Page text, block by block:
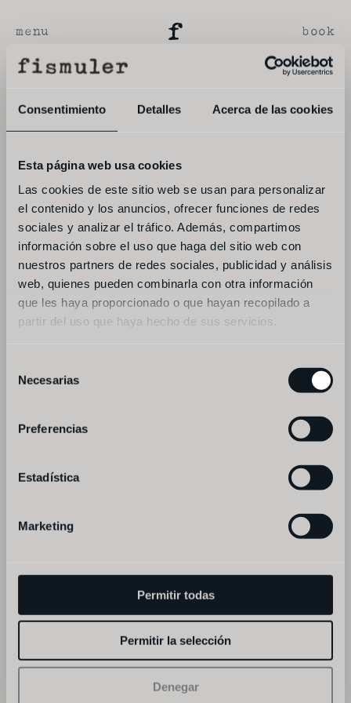
Consentimiento Detalles Acerca de las cookies
Esta página web usa cookies
Las cookies de este sitio web se usan para personalizar
el contenido y los anuncios, ofrecer funciones de redes
sociales y analizar el tráfico. Además, compartimos
información sobre el uso que haga del sitio web con
nuestros partners de redes sociales, publicidad y análisis
web, quienes pueden combinarla con otra información
que les haya proporcionado o que hayan recopilado a
partir del uso que haya hecho de sus servicios.
Necesarias
Preferencias
Estadística
Marketing
Permitir todas
Permitir la selección
Denegar
menu book
thank you very much for your reservation,
you will receive a confirmation message